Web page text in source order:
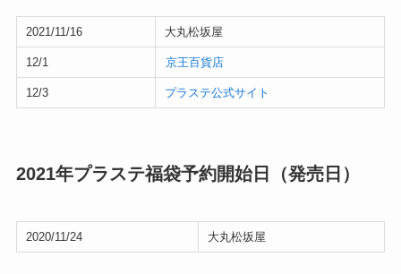
2021/11/16 大丸松坂屋
12/1 京王百貨店
12/3 プラステ公式サイト
2021年プラステ福袋予約開始日（発売日）
2020/11/24 大丸松坂屋